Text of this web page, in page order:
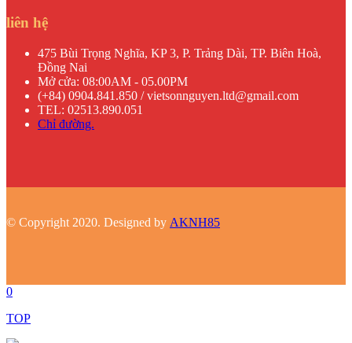
liên hệ
475 Bùi Trọng Nghĩa, KP 3, P. Trảng Dài, TP. Biên Hoà,
Đồng Nai
Mở cửa: 08:00AM - 05.00PM
(+84) 0904.841.850 / vietsonnguyen.ltd@gmail.com
TEL: 02513.890.051
Chỉ đường.
© Copyright 2020. Designed by AKNH85
0
TOP